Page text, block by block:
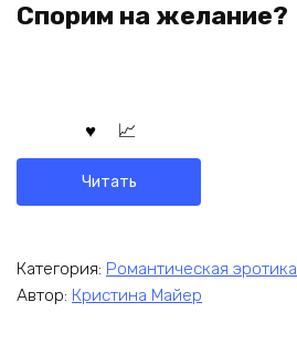
Спорим на желание?
Читать
Категория: Романтическая эротика
Автор: Кристина Майер